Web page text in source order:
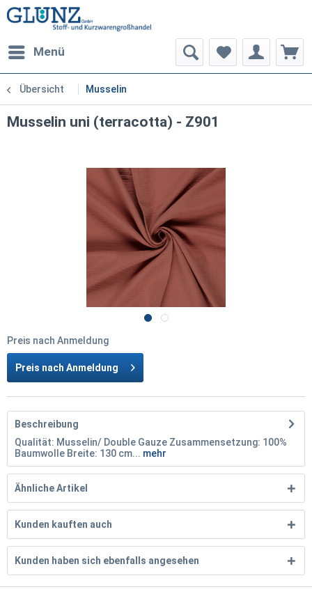
Menü
Übersicht Musselin
Musselin uni (terracotta) - Z901
Preis nach Anmeldung
Preis nach Anmeldung
Beschreibung
Qualität: Musselin/ Double Gauze Zusammensetzung: 100%
Baumwolle Breite: 130 cm... mehr
Ähnliche Artikel
Kunden kauften auch
Kunden haben sich ebenfalls angesehen